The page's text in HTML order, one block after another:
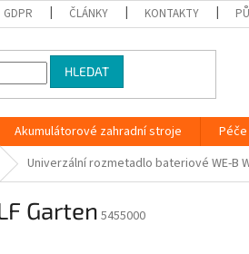
GDPR ČLÁNKY KONTAKTY
HLEDAT
Akumulátorové zahradní stroje
Univerzální rozmetadlo bateriové WE-B
Garten 5455000